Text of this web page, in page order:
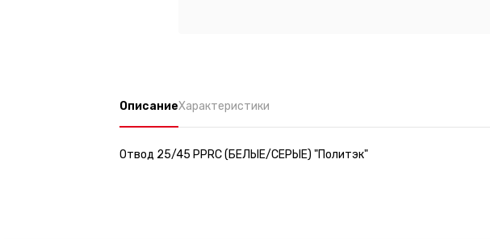
ОписаниеХарактеристики
Отвод 25/45 PPRC (БЕЛЫЕ/СЕРЫЕ) "Политэк"